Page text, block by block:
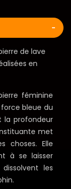
de lave
en
féminine
bleue du
la profondeur
met
choses. Elle
à se laisser
les